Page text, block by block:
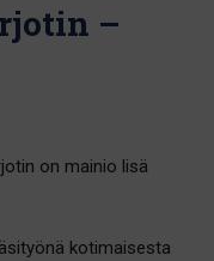
–
on mainio lisä
kotimaisesta